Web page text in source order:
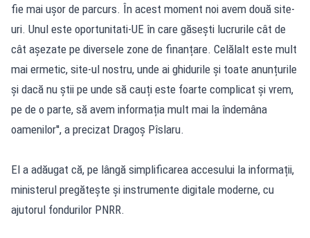
fie mai ușor de parcurs. În acest moment noi avem două site-
uri. Unul este oportunitati-UE în care găsești lucrurile cât de
cât așezate pe diversele zone de finanțare. Celălalt este mult
mai ermetic, site-ul nostru, unde ai ghidurile și toate anunțurile
și dacă nu știi pe unde să cauți este foarte complicat și vrem,
pe de o parte, să avem informația mult mai la îndemâna
oamenilor'', a precizat Dragoș Pîslaru.
El a adăugat că, pe lângă simplificarea accesului la informații,
ministerul pregătește și instrumente digitale moderne, cu
ajutorul fondurilor PNRR.